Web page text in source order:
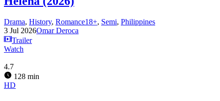
Drama, History, Romance18+, Semi, Philippines
3 Jul 2026Omar Deroca
Trailer
Watch
4.7
128 min
HD